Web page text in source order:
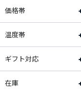
富山県
石川県
滋賀県
大阪府
価格帯
～2,000円
2,001円～3,000円
3,001円～4,000円
温度帯
常温
冷蔵
ギフト対応
ギフト対応可
在庫